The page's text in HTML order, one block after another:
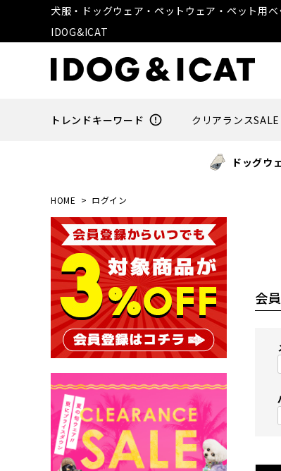
犬服・ドッグウェア・ペットウェア・ペット用
IDOG&ICAT
トレンドキーワード error_outline クリアランスSALE
ドッグウ
HOME ログイン
会